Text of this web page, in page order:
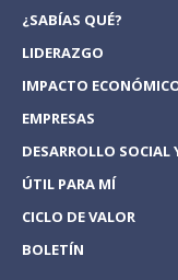
¿SABÍAS QUÉ?
LIDERAZGO
IMPACTO
EMPRESAS
DESARROLLO
ÚTIL PARA MÍ
CICLO DE VALOR
BOLETÍN